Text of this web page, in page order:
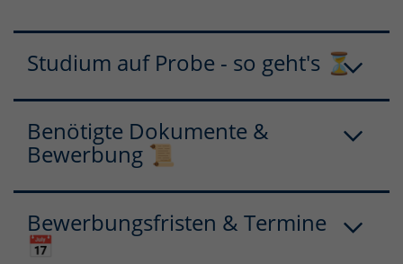
Studium auf Probe - so geht's ⏳
Benötigte Dokumente &
Bewerbung 📜
Bewerbungsfristen & Termine
📅